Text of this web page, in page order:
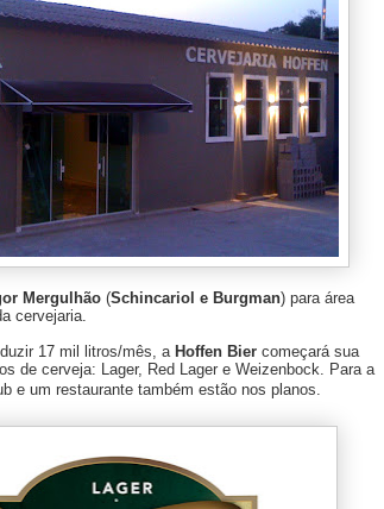
Mergulhão (Schincariol e Burgman) para área
cervejaria.
17 mil litros/mês, a Hoffen Bier começará sua
de cerveja: Lager, Red Lager e Weizenbock. Para a
e um restaurante também estão nos planos.